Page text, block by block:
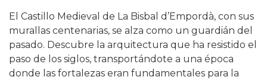
El Castillo Medieval de La Bisbal d’Empordà, con sus
murallas centenarias, se alza como un guardián del
pasado. Descubre la arquitectura que ha resistido el
paso de los siglos, transportándote a una época
donde las fortalezas eran fundamentales para la